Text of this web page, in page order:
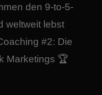
den 9-to-5-
weltweit lebst
#2: Die
Marketings 🏆